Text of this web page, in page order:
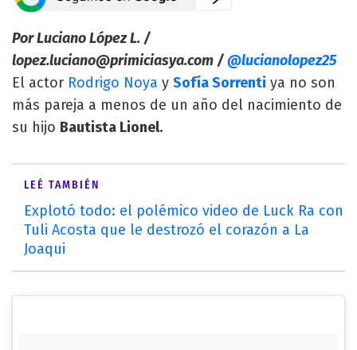
Por Luciano López L. /
lopez.luciano@primiciasya.com /@lucianolopez25
El actor Rodrigo Noya y Sofía Sorrenti ya no son
más pareja a menos de un año del nacimiento de
su hijo Bautista Lionel.
LEÉ TAMBIÉN
Explotó todo: el polémico video de Luck Ra con
Tuli Acosta que le destrozó el corazón a La
Joaqui